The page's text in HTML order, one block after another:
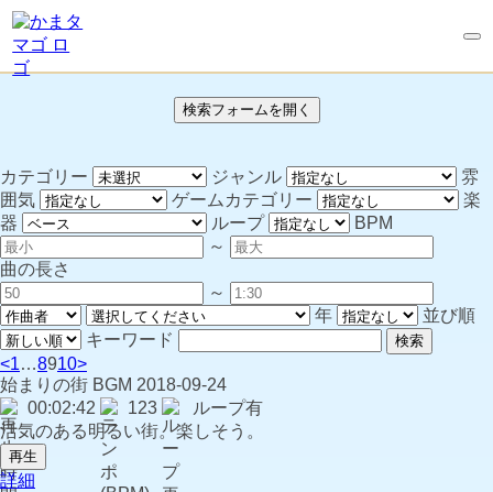
検索フォームを開く
カテゴリー ジャンル
雰
囲気
ゲームカテゴリー
楽
器
ループ
BPM
～
曲の長さ
～
年
並び順
キーワード
検索
<1…8910>
始まりの街 BGM 2018-09-24
00:02:42
123
ループ有
活気のある明るい街。楽しそう。
再生
詳細